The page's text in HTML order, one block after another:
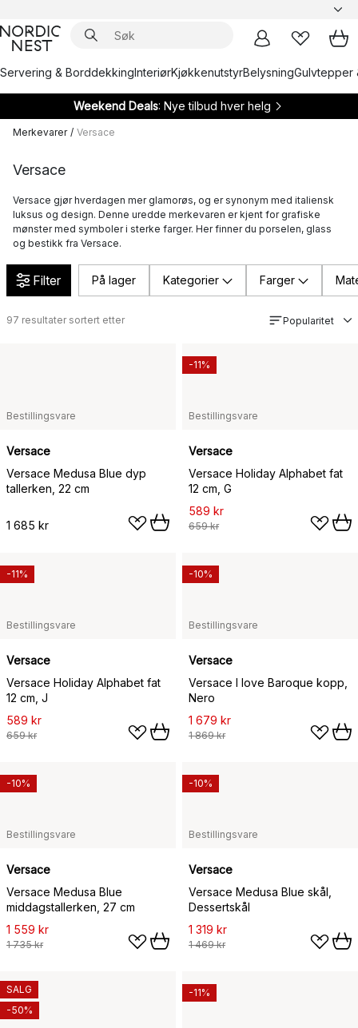
Servering & BorddekkingInteriørKjøkkenutstyrBelysningGulvtepper
Weekend Deals: Nye tilbud hver helg
Merkevarer / Versace
Versace
Versace gjør hverdagen mer glamorøs, og er synonym med italiensk
luksus og design. Denne uredde merkevaren er kjent for grafiske
mønster med symboler i sterke farger. Her finner du porselen, glass
og bestikk fra Versace.
Filter På lager Kategorier Farger
97 resultater sortert etter Popularitet
Bestillingsvare
Versace
Versace Medusa Blue dyp
tallerken, 22 cm
1 685 kr
Bestillingsvare
Versace
Versace Holiday Alphabet fat
12 cm, G
589 kr
659 kr
-11%
Bestillingsvare
Versace
Versace Holiday Alphabet fat
12 cm, J
589 kr
659 kr
-11%
Bestillingsvare
Versace
Versace I love Baroque kopp,
Nero
1 679 kr
1 869 kr
-10%
Bestillingsvare
Versace
Versace Medusa Blue
middagstallerken, 27 cm
1 559 kr
1 735 kr
-10%
Bestillingsvare
Versace
Versace Medusa Blue skål,
Dessertskål
1 319 kr
1 469 kr
-10%
SALG
-50%
-11%